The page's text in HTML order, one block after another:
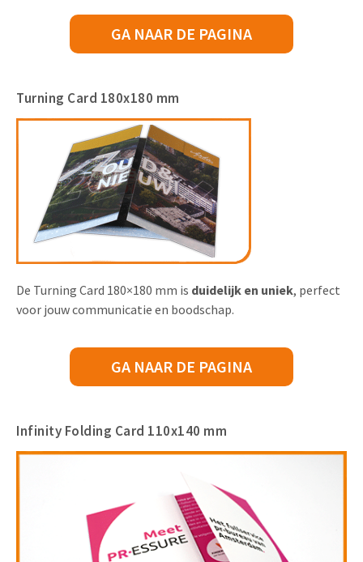
GA NAAR DE PAGINA
Turning Card 180x180 mm
De Turning Card 180×180 mm is duidelijk en uniek, perfect
voor jouw communicatie en boodschap.
GA NAAR DE PAGINA
Infinity Folding Card 110x140 mm